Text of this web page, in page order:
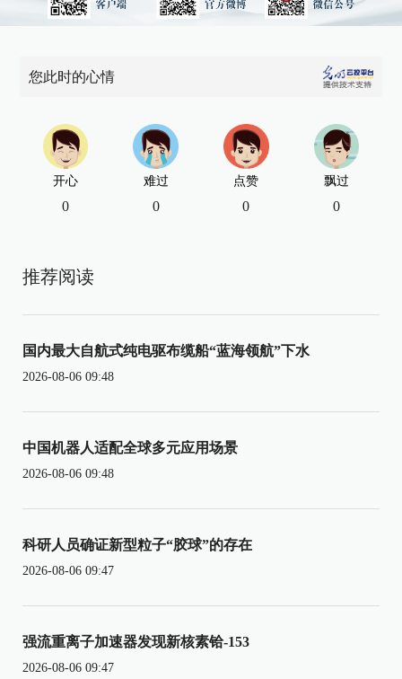
您此时的心情
开心
0
难过
0
点赞
0
飘过
0
推荐阅读
国内最大自航式纯电驱布缆船“蓝海领航”下水
2026-08-06 09:48
中国机器人适配全球多元应用场景
2026-08-06 09:48
科研人员确证新型粒子“胶球”的存在
2026-08-06 09:47
强流重离子加速器发现新核素铪-153
2026-08-06 09:47